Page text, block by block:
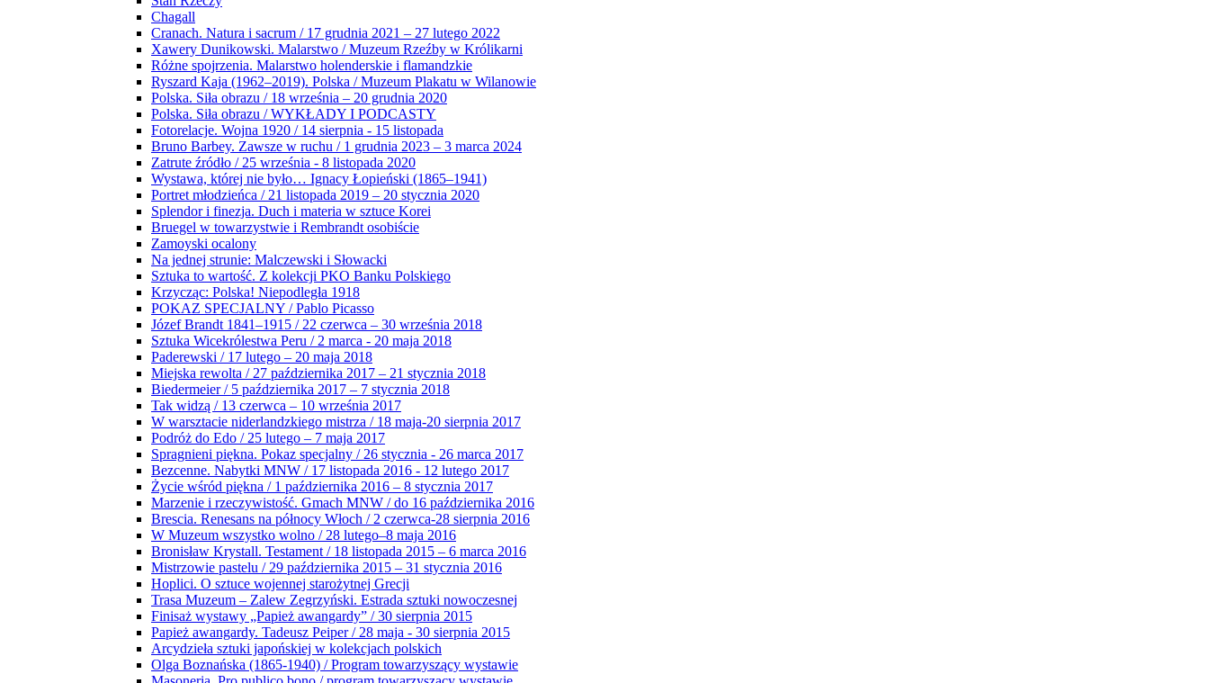
Chagall
Cranach. Natura i sacrum / 17 grudnia 2021 – 27 lutego 2022
Xawery Dunikowski. Malarstwo / Muzeum Rzeźby w Królikarni
Różne spojrzenia. Malarstwo holenderskie i flamandzkie
Ryszard Kaja (1962–2019). Polska / Muzeum Plakatu w Wilanowie
Polska. Siła obrazu / 18 września – 20 grudnia 2020
Polska. Siła obrazu / WYKŁADY I PODCASTY
Fotorelacje. Wojna 1920 / 14 sierpnia - 15 listopada
Bruno Barbey. Zawsze w ruchu / 1 grudnia 2023 – 3 marca 2024
Zatrute źródło / 25 września - 8 listopada 2020
Wystawa, której nie było… Ignacy Łopieński (1865–1941)
Portret młodzieńca / 21 listopada 2019 – 20 stycznia 2020
Splendor i finezja. Duch i materia w sztuce Korei
Bruegel w towarzystwie i Rembrandt osobiście
Zamoyski ocalony
Na jednej strunie: Malczewski i Słowacki
Sztuka to wartość. Z kolekcji PKO Banku Polskiego
Krzycząc: Polska! Niepodległa 1918
POKAZ SPECJALNY / Pablo Picasso
Józef Brandt 1841–1915 / 22 czerwca – 30 września 2018
Sztuka Wicekrólestwa Peru / 2 marca - 20 maja 2018
Paderewski / 17 lutego – 20 maja 2018
Miejska rewolta / 27 października 2017 – 21 stycznia 2018
Biedermeier / 5 października 2017 – 7 stycznia 2018
Tak widzą / 13 czerwca – 10 września 2017
W warsztacie niderlandzkiego mistrza / 18 maja-20 sierpnia 2017
Podróż do Edo / 25 lutego – 7 maja 2017
Spragnieni piękna. Pokaz specjalny / 26 stycznia - 26 marca 2017
Bezcenne. Nabytki MNW / 17 listopada 2016 - 12 lutego 2017
Życie wśród piękna / 1 października 2016 – 8 stycznia 2017
Marzenie i rzeczywistość. Gmach MNW / do 16 października 2016
Brescia. Renesans na północy Włoch / 2 czerwca-28 sierpnia 2016
W Muzeum wszystko wolno / 28 lutego–8 maja 2016
Bronisław Krystall. Testament / 18 listopada 2015 – 6 marca 2016
Mistrzowie pastelu / 29 października 2015 – 31 stycznia 2016
Hoplici. O sztuce wojennej starożytnej Grecji
Trasa Muzeum – Zalew Zegrzyński. Estrada sztuki nowoczesnej
Finisaż wystawy „Papież awangardy” / 30 sierpnia 2015
Papież awangardy. Tadeusz Peiper / 28 maja - 30 sierpnia 2015
Arcydzieła sztuki japońskiej w kolekcjach polskich
Olga Boznańska (1865-1940) / Program towarzyszący wystawie